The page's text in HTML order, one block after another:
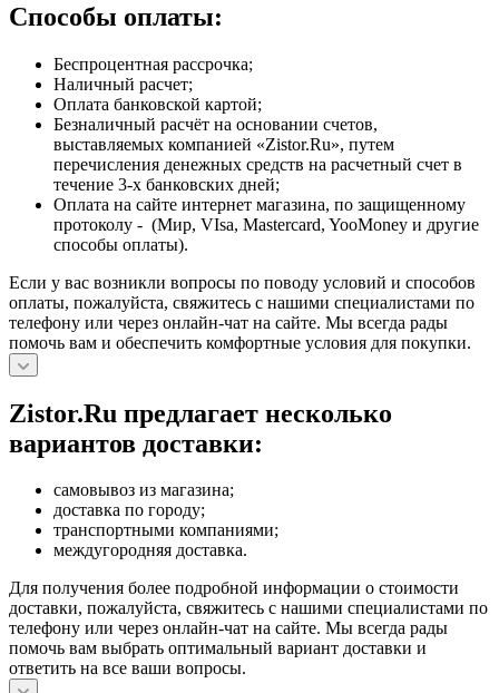
Способы оплаты:
Беспроцентная рассрочка;
Наличный расчет;
Оплата банковской картой;
Безналичный расчёт на основании счетов,
выставляемых компанией «Zistor.Ru», путем
перечисления денежных средств на расчетный счет в
течение 3-х банковских дней;
Оплата на сайте интернет магазина, по защищенному
протоколу - (Мир, VIsa, Mastercard, YooMoney и другие
способы оплаты).
Если у вас возникли вопросы по поводу условий и способов
оплаты, пожалуйста, свяжитесь с нашими специалистами по
телефону или через онлайн-чат на сайте. Мы всегда рады
помочь вам и обеспечить комфортные условия для покупки.
Zistor.Ru предлагает несколько
вариантов доставки:
самовывоз из магазина;
доставка по городу;
транспортными компаниями;
междугородняя доставка.
Для получения более подробной информации о стоимости
доставки, пожалуйста, свяжитесь с нашими специалистами по
телефону или через онлайн-чат на сайте. Мы всегда рады
помочь вам выбрать оптимальный вариант доставки и
ответить на все ваши вопросы.